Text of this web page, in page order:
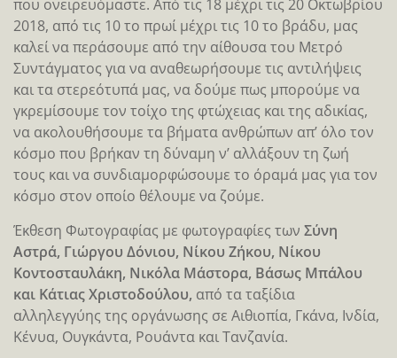
που ονειρευόμαστε. Από τις 18 μέχρι τις 20 Οκτωβρίου
2018, από τις 10 το πρωί μέχρι τις 10 το βράδυ, μας
καλεί να περάσουμε από την αίθουσα του Μετρό
Συντάγματος για να αναθεωρήσουμε τις αντιλήψεις
και τα στερεότυπά μας, να δούμε πως μπορούμε να
γκρεμίσουμε τον τοίχο της φτώχειας και της αδικίας,
να ακολουθήσουμε τα βήματα ανθρώπων απ’ όλο τον
κόσμο που βρήκαν τη δύναμη ν’ αλλάξουν τη ζωή
τους και να συνδιαμορφώσουμε το όραμά μας για τον
κόσμο στον οποίο θέλουμε να ζούμε.
Έκθεση Φωτογραφίας με φωτογραφίες των Σύνη
Αστρά, Γιώργου Δόνιου, Νίκου Ζήκου, Νίκου
Κοντοσταυλάκη, Νικόλα Μάστορα, Βάσως Μπάλου
και Κάτιας Χριστοδούλου, από τα ταξίδια
αλληλεγγύης της οργάνωσης σε Αιθιοπία, Γκάνα, Ινδία,
Κένυα, Ουγκάντα, Ρουάντα και Τανζανία.